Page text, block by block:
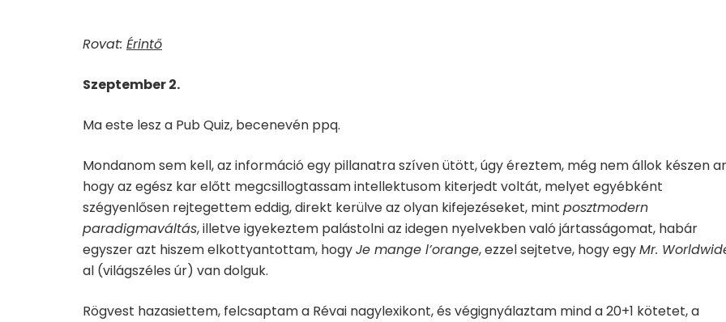
Rovat: Érintő
Szeptember 2.
Ma este lesz a Pub Quiz, becenevén ppq.
Mondanom sem kell, az információ egy pillanatra szíven ütött, úgy éreztem, még nem állok készen
hogy az egész kar előtt megcsillogtassam intellektusom kiterjedt voltát, melyet egyébként
szégyenlősen rejtegettem eddig, direkt kerülve az olyan kifejezéseket, mint posztmodern
paradigmaváltás, illetve igyekeztem palástolni az idegen nyelvekben való jártasságomat, habár
egyszer azt hiszem elkottyantottam, hogyJe mange l’orange, ezzel sejtetve, hogy egyMr.
al (világszéles úr) van dolguk.
Rögvest hazasiettem, felcsaptam a Révai nagylexikont, és végignyálaztam mind a 20+1 kötetet, a